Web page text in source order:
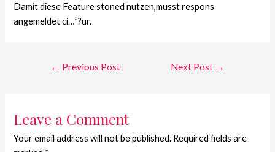
Damit diese Feature stoned nutzen,musst respons
angemeldet ci…”?ur.
← Previous Post Next Post →
Leave a Comment
Your email address will not be published. Required fields are